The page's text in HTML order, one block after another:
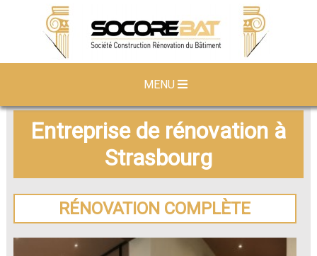
MENU
Entreprise de rénovation à
Strasbourg
RÉNOVATION COMPLÈTE